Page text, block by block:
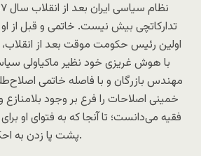
تدارکاتچی بیش نیست. خاتمی و قبل از
اولین رئیس حکومت موقت بعد از
با هوش غریزی خود نظیر ماکیاولی
مهندس بازرگان و با فاصله خاتمی
خمینی اصلاحات را فرع بر وجود
فقیه می‌دانست؛ تا آنجا که به فتوای او
پشت پا زدن به احکام اولیّه نیز مجاز است.